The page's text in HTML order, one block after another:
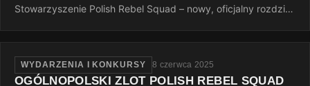
Stowarzyszenie Polish Rebel Squad – nowy, oficjalny rozdział
WYDARZENIA I KONKURSY 8 czerwca 2025
OGÓLNOPOLSKI ZLOT POLISH REBEL SQUAD